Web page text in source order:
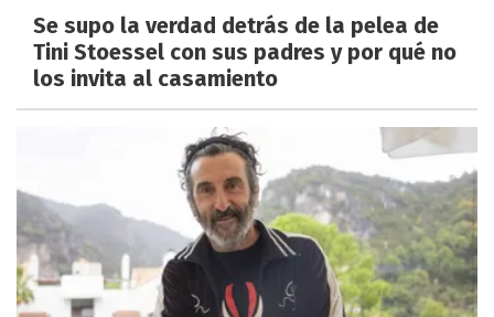
Se supo la verdad detrás de la pelea de
Tini Stoessel con sus padres y por qué no
los invita al casamiento